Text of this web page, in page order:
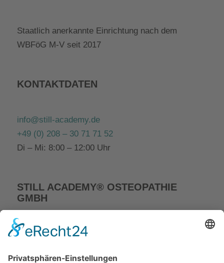
Staatlich anerkannte Einrichtung nach dem
WBFöG M-V seit 2017
KONTAKTDATEN
info@still-academy.de
+49 (0) 208 – 30 71 71 52
Di – Mi: 8:00 – 12:00 Uhr
STILL ACADEMY® OSTEOPATHIE
GMBH
Am Eckland 7, 45481 Mülheim
Leipzig&Oberhausen&Mülheim